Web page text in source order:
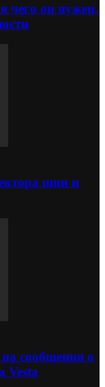
чего он нужен.
шин и
сообщения о
Vesta